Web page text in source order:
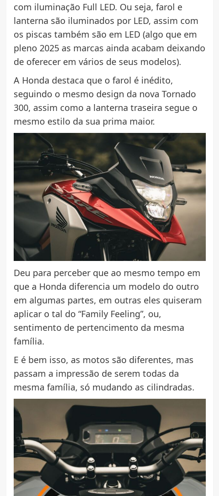
com iluminação Full LED. Ou seja, farol e
lanterna são iluminados por LED, assim com
os piscas também são em LED (algo que em
pleno 2025 as marcas ainda acabam deixando
de oferecer em vários de seus modelos).
A Honda destaca que o farol é inédito,
seguindo o mesmo design da nova Tornado
300, assim como a lanterna traseira segue o
mesmo estilo da sua prima maior.
Deu para perceber que ao mesmo tempo em
que a Honda diferencia um modelo do outro
em algumas partes, em outras eles quiseram
aplicar o tal do “Family Feeling”, ou,
sentimento de pertencimento da mesma
família.
E é bem isso, as motos são diferentes, mas
passam a impressão de serem todas da
mesma família, só mudando as cilindradas.